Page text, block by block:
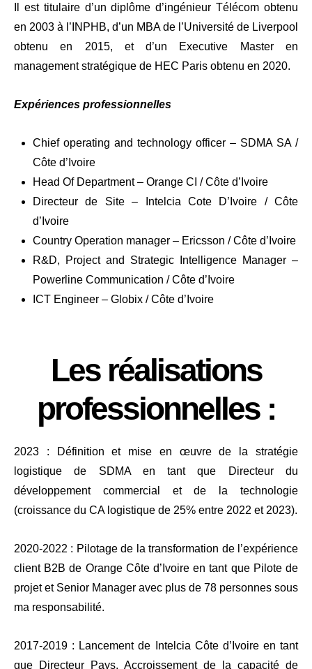
Il est titulaire d’un diplôme d’ingénieur Télécom obtenu
en 2003 à l’INPHB, d’un MBA de l’Université de Liverpool
obtenu en 2015, et d’un Executive Master en
management stratégique de HEC Paris obtenu en 2020.
Expériences professionnelles
Chief operating and technology officer – SDMA SA /
Côte d’Ivoire
Head Of Department – Orange CI / Côte d’Ivoire
Directeur de Site – Intelcia Cote D’Ivoire / Côte
d’Ivoire
Country Operation manager – Ericsson / Côte d’Ivoire
R&D, Project and Strategic Intelligence Manager –
Powerline Communication / Côte d’Ivoire
ICT Engineer – Globix / Côte d’Ivoire
Les réalisations
professionnelles :
2023 : Définition et mise en œuvre de la stratégie
logistique de SDMA en tant que Directeur du
développement commercial et de la technologie
(croissance du CA logistique de 25% entre 2022 et 2023).
2020-2022 : Pilotage de la transformation de l’expérience
client B2B de Orange Côte d’Ivoire en tant que Pilote de
projet et Senior Manager avec plus de 78 personnes sous
ma responsabilité.
2017-2019 : Lancement de Intelcia Côte d’Ivoire en tant
que Directeur Pays. Accroissement de la capacité de